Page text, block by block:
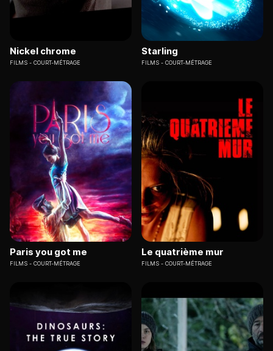
Nickel chrome
FILMS COURT-MÉTRAGE
Starling
FILMS COURT-MÉTRAGE
Paris you got me
FILMS COURT-MÉTRAGE
Le quatrième mur
FILMS COURT-MÉTRAGE